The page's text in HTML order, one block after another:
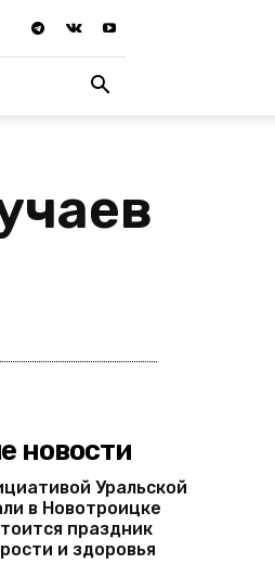
новости
Уральской
в Новотроицке
праздник
и здоровья